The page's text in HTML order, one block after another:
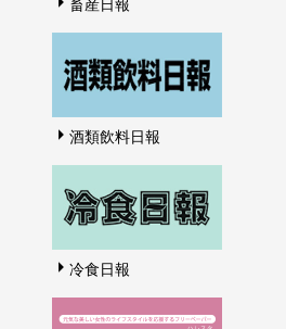
酒類飲料日報
冷食日報